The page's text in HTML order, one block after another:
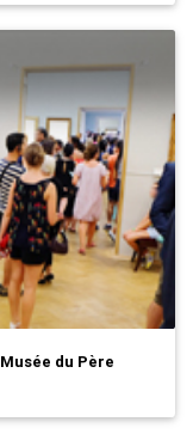
Musée du Père